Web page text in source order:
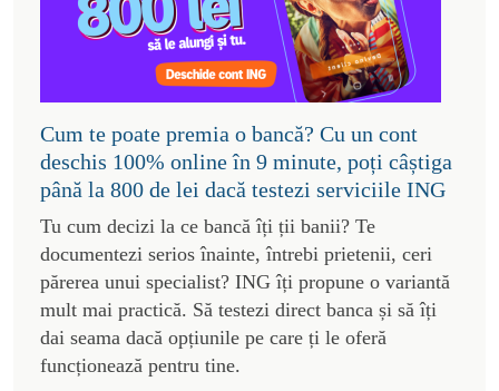
Cum te poate premia o bancă? Cu un cont
deschis 100% online în 9 minute, poți câștiga
până la 800 de lei dacă testezi serviciile ING
Tu cum decizi la ce bancă îți ții banii? Te
documentezi serios înainte, întrebi prietenii, ceri
părerea unui specialist? ING îți propune o variantă
mult mai practică. Să testezi direct banca și să îți
dai seama dacă opțiunile pe care ți le oferă
funcționează pentru tine.